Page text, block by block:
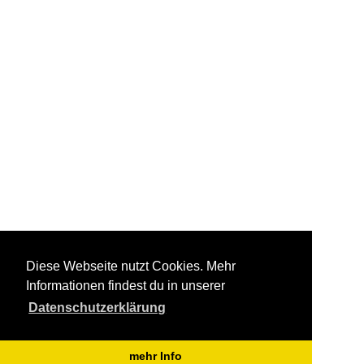
Diese Webseite nutzt Cookies. Mehr
Informationen findest du in unserer
Datenschutzerklärung
mehr Info